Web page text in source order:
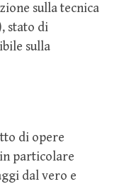
sulla tecnica
stato di
sulla
di opere
particolare
dal vero e